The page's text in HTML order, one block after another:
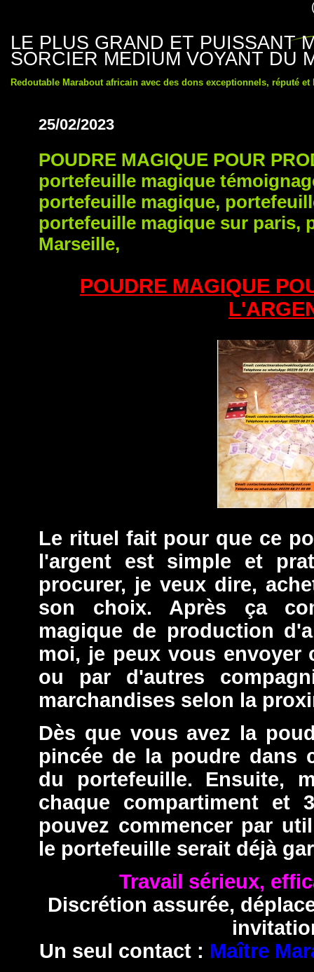
LE PLUS GRAND ET PUISSANT
SORCIER MEDIUM VOYANT DU
Redoutable Marabout africain avec des dons exceptionnels, réputé et
25/02/2023
POUDRE MAGIQUE POUR
portefeuille magique
portefeuille magique,
portefeuille magique sur paris,
Marseille,
POUDRE MAGIQUE
Le rituel fait pour que ce
l'argent est simple et
procurer, je veux dire,
son choix. Après ça
magique de production
moi, je peux vous envoyer
ou par d'autres
marchandises selon la
Dès que vous avez la
pincée de la poudre dans
du portefeuille. Ensuite,
chaque compartiment et
pouvez commencer par
le portefeuille serait déjà
Travail sérieux,
Discrétion assurée,
Un seul contact : Maître